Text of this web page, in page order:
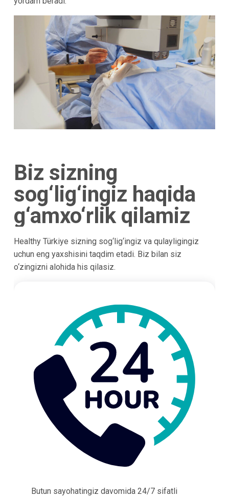
Biz sizning
sog‘lig‘ingiz haqida
g‘amxo‘rlik qilamiz
Healthy Türkiye sizning sog‘lig‘ingiz va qulayligingiz
uchun eng yaxshisini taqdim etadi. Biz bilan siz
o‘zingizni alohida his qilasiz.
Butun sayohatingiz davomida 24/7 sifatli